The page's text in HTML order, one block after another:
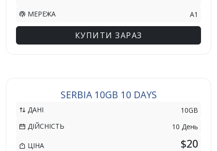
МЕРЕЖА A1
КУПИТИ ЗАРАЗ
SERBIA 10GB 10 DAYS
ДАНІ
10GB
ДІЙСНІСТЬ
10 День
ЦІНА $20